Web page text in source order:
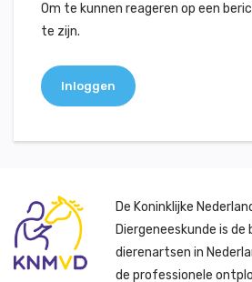
Om te kunnen reageren op een
te zijn.
Inloggen
De Koninklijke
Diergeneeskunde is
dierenartsen in
de professionele